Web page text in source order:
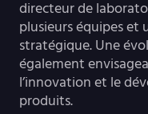
directeur de
plusieurs équipes et
stratégique. Une
également
l’innovation et le
produits.